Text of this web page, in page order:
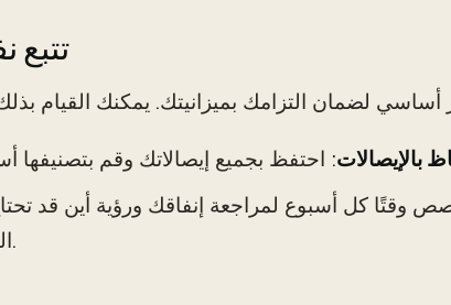
3.
بالإيصالات
وقتًا كل أسبوع لمراجعة إنفاقك ورؤية أين قد
التعديل.